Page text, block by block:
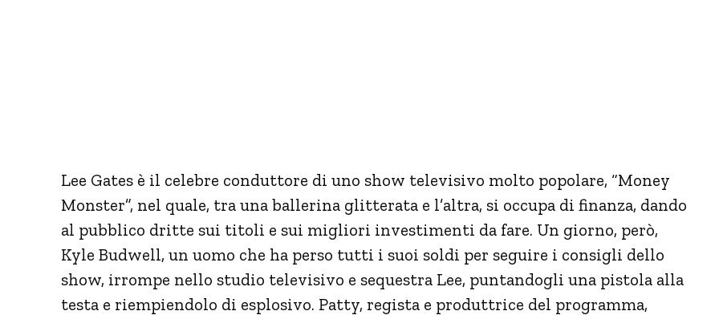
Lee Gates è il celebre conduttore di uno show televisivo molto popolare, “Money
Monster”, nel quale, tra una ballerina glitterata e l’altra, si occupa di finanza, dando
al pubblico dritte sui titoli e sui migliori investimenti da fare. Un giorno, però,
Kyle Budwell, un uomo che ha perso tutti i suoi soldi per seguire i consigli dello
show, irrompe nello studio televisivo e sequestra Lee, puntandogli una pistola alla
testa e riempiendolo di esplosivo. Patty, regista e produttrice del programma,